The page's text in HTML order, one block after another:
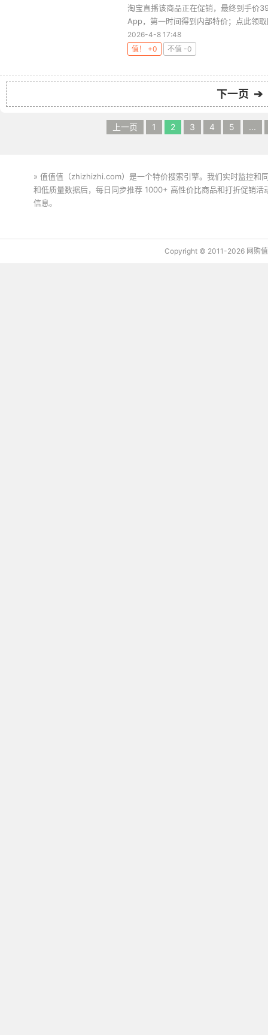
淘宝直播该商品正在促销，最终到手价
App，第一时间得到内部特价；点此领
2026-4-8 17:48
值！ +0
不值 -0
下一页 ➔
上一页 1 2 3 4 5 ...
» 值值值（zhizhizhi.com）是一个特价搜索引擎。我们实时监控和
和低质量数据后，每日同步推荐 1000+ 高性价比商品和打折促销
信息。
Copyright © 2011-2026 网购